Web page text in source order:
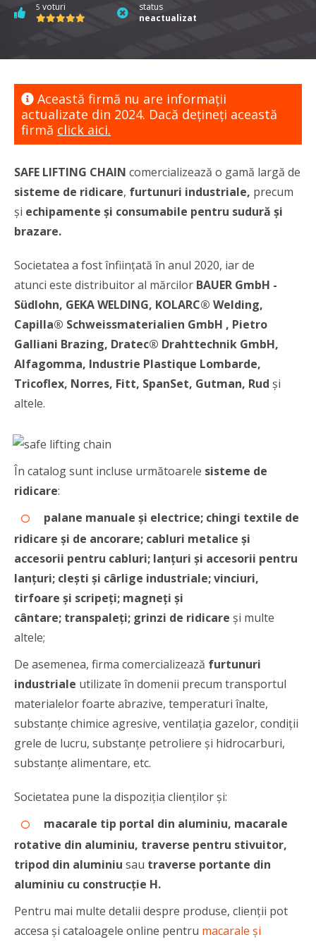
5 voturi
status
neactualizat
Această firmă nu are informaţii
actualizate din 2024. Dacă dețineți această
firmă click aici.
SAFE LIFTING CHAIN comercializează o gamă largă de
sisteme de ridicare, furtunuri industriale, precum
și echipamente și consumabile pentru sudură și
brazare.
Societatea a fost înființată în anul 2020, iar de
atunci este distribuitor al mărcilor BAUER GmbH -
Südlohn, GEKA WELDING, KOLARC® Welding,
Capilla® Schweissmaterialien GmbH , Pietro
Galliani Brazing, Dratec® Drahttechnik GmbH,
Alfagomma, Industrie Plastique Lombarde,
Tricoflex, Norres, Fitt, SpanSet, Gutman, Rud și
altele.
În catalog sunt incluse următoarele sisteme de
ridicare:
palane manuale și electrice; chingi textile de
ridicare și de ancorare; cabluri metalice și
accesorii pentru cabluri; lanțuri și accesorii pentru
lanțuri; clești și cârlige industriale; vinciuri,
tirfoare și scripeți; magneți și
cântare; transpaleți; grinzi de ridicare și multe
altele;
De asemenea, firma comercializează furtunuri
industriale utilizate în domenii precum transportul
materialelor foarte abrazive, temperaturi înalte,
substanțe chimice agresive, ventilația gazelor, condiții
grele de lucru, substanțe petroliere și hidrocarburi,
substanțe alimentare, etc.
Societatea pune la dispoziția clienților și:
macarale tip portal din aluminiu, macarale
rotative din aluminiu, traverse pentru stivuitor,
tripod din aluminiu sau traverse portante din
aluminiu cu construcție H.
Pentru mai multe detalii despre produse, clienții pot
accesa și cataloagele online pentru macarale și